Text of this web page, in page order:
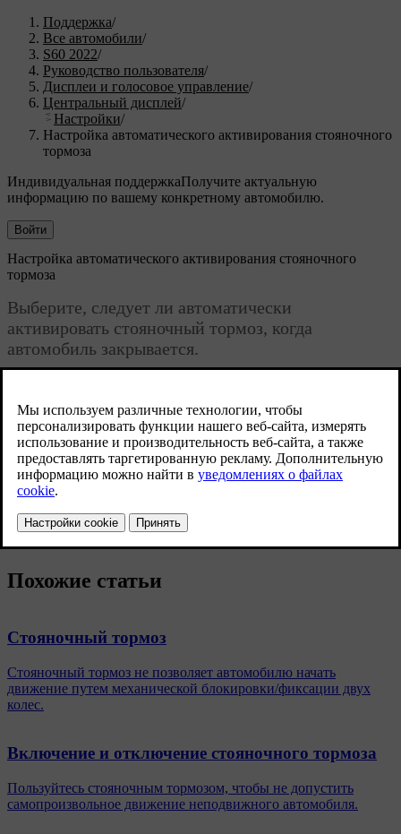
Поддержка/
Все автомобили/
S60 2022/
Руководство пользователя/
Дисплеи и голосовое управление/
Центральный дисплей/
Настройки/
Настройка автоматического активирования стояночного
тормоза
Индивидуальная поддержкаПолучите актуальную
информацию по вашему конкретному автомобилю.
Войти
Настройка автоматического активирования стояночного
тормоза
Выберите, следует ли автоматически
активировать стояночный тормоз, когда
автомобиль закрывается.
НажмитеНастройкина верхней панели центрального
дисплея.
НажмитеMy Car→Стояночный тормоз и подвескаи
внесите или удалите метку для функцииАвтомат.
активация стояночного тормоза
Похожие статьи
Стояночный тормоз
Стояночный тормоз не позволяет автомобилю начать
движение путем механической блокировки/фиксации двух
колес.
Включение и отключение стояночного тормоза
Пользуйтесь стояночным тормозом, чтобы не допустить
самопроизвольное движение неподвижного автомобиля.